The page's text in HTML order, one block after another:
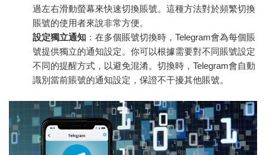
過左右滑動螢幕來快速切換賬號。這種方法對於頻繁切換
賬號的使用者來說非常方便。
設定獨立通知 ：在多個賬號切換時，Telegram會為每個賬
號提供獨立的通知設定。你可以根據需要對不同賬號設定
不同的提醒方式，以避免混淆。切換時，Telegram會自動
識別當前賬號的通知設定，保證不干擾其他賬號。